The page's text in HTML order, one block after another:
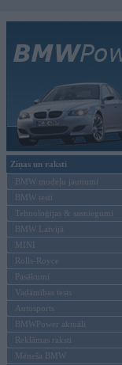
Ziņas un raksti
BMW modeļu jaunumi
BMW testi
Tehnoloģijas & sasniegumi
BMW Latvijā
MINI
Rolls-Royce
Pasākumi
Vadāmības tests
Autosports
BMWPower aktuāli
Reklāmas raksti
Mēneša BMW